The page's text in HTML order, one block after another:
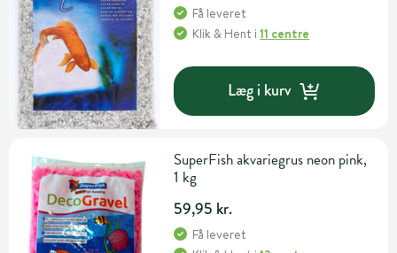
Få leveret
Klik & Hent i11 centre
Læg i kurv
SuperFish akvariegrus neon pink,
1 kg
59,95 kr.
Få leveret